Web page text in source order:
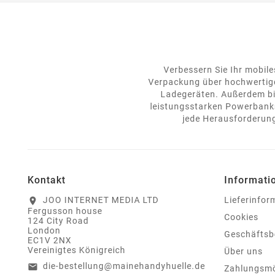
Verbessern Sie Ihr
Verpackung über
Ladegeräten. Außerdem
leistungsstarken
jede
Kontakt
location_on
JOO INTERNET MEDIA LTD
Fergusson house
124 City Road
London
EC1V 2NX
Vereinigtes Königreich
email die-bestellung@mainehandyhuelle.de
Cookies
Über uns